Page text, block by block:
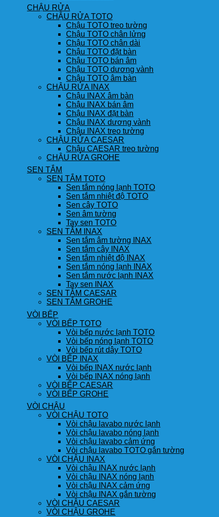
CHẬU RỬA
CHẬU RỬA TOTO
Chậu TOTO treo tường
Chậu TOTO chân lửng
Chậu TOTO chân dài
Chậu TOTO đặt bàn
Chậu TOTO bán âm
Chậu TOTO dương vành
Chậu TOTO âm bàn
CHẬU RỬA INAX
Chậu INAX âm bàn
Chậu INAX bán âm
Chậu INAX đặt bàn
Chậu INAX dương vành
Chậu INAX treo tường
CHẬU RỬA CAESAR
Chậu CAESAR treo tường
CHẬU RỬA GROHE
SEN TẮM
SEN TẮM TOTO
Sen tắm nóng lạnh TOTO
Sen tắm nhiệt độ TOTO
Sen cây TOTO
Sen âm tường
Tay sen TOTO
SEN TẮM INAX
Sen tắm âm tường INAX
Sen tắm cây INAX
Sen tắm nhiệt độ INAX
Sen tắm nóng lạnh INAX
Sen tắm nước lạnh INAX
Tay sen INAX
SEN TẮM CAESAR
SEN TẮM GROHE
VÒI BẾP
VÒI BẾP TOTO
Vòi bếp nước lạnh TOTO
Vòi bếp nóng lạnh TOTO
Vòi bếp rút dây TOTO
VÒI BẾP INAX
Vòi bếp INAX nước lạnh
Vòi bếp INAX nóng lạnh
VÒI BẾP CAESAR
VÒI BẾP GROHE
VÒI CHẬU
VÒI CHẬU TOTO
Vòi chậu lavabo nước lạnh
Vòi chậu lavabo nóng lạnh
Vòi chậu lavabo cảm ứng
Vòi chậu lavabo TOTO gắn tường
VÒI CHẬU INAX
Vòi chậu INAX nước lạnh
Vòi chậu INAX nóng lạnh
Vòi chậu INAX cảm ứng
Vòi chậu INAX gắn tường
VÒI CHẬU CAESAR
VÒI CHẬU GROHE